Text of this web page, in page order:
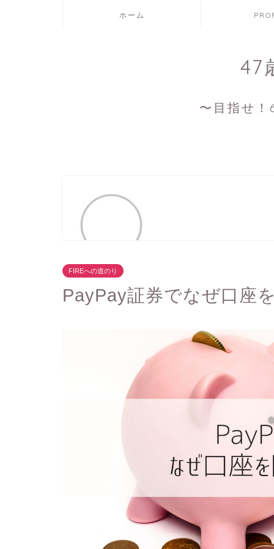
ホーム
47
〜目指せ
FIREへの道のり
PayPay証券でなぜ口座